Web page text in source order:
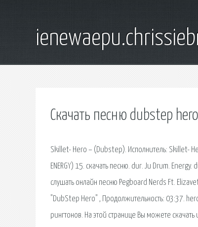
Скачать песню dubstep hero
Skillet- Hero – (Dubstep). Исполнитель: Skillet-
ENERGY) 15. скачать песню. dur. Ju Drum.
слушать онлайн песню Pegboard Nerds Ft.
"DubStep Hero" , Продолжительность: 03:37.
рингтонов. На этой странице Вы можете